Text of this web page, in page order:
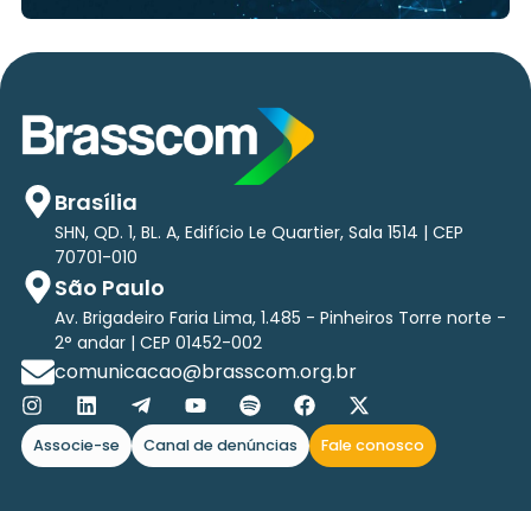
Brasília
SHN, QD. 1, BL. A, Edifício Le Quartier, Sala 1514 | CEP
70701-010
São Paulo
Av. Brigadeiro Faria Lima, 1.485 - Pinheiros Torre norte -
2° andar | CEP 01452-002
comunicacao@brasscom.org.br
Associe-se Canal de denúncias Fale conosco